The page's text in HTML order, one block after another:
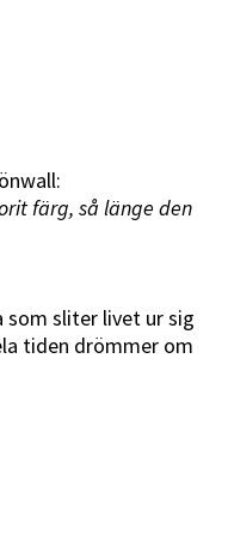
färg, så länge den
sliter livet ur sig
tiden drömmer om